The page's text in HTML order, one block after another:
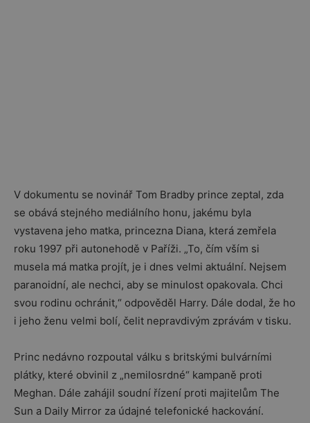
V dokumentu se novinář Tom Bradby prince zeptal, zda
se obává stejného mediálního honu, jakému byla
vystavena jeho matka, princezna Diana, která zemřela
roku 1997 při autonehodě v Paříži. „To, čím vším si
musela má matka projít, je i dnes velmi aktuální. Nejsem
paranoidní, ale nechci, aby se minulost opakovala. Chci
svou rodinu ochránit,“ odpověděl Harry. Dále dodal, že ho
i jeho ženu velmi bolí, čelit nepravdivým zprávám v tisku.
Princ nedávno rozpoutal válku s britskými bulvárními
plátky, které obvinil z „nemilosrdné“ kampaně proti
Meghan. Dále zahájil soudní řízení proti majitelům The
Sun a Daily Mirror za údajné telefonické hackování.